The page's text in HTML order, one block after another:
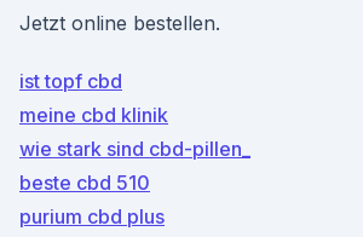
Jetzt online bestellen.
ist topf cbd
meine cbd klinik
wie stark sind cbd-pillen_
beste cbd 510
purium cbd plus